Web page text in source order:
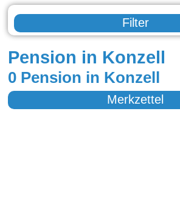
Filter
Pension in Konzell
0 Pension in Konzell
Merkzettel